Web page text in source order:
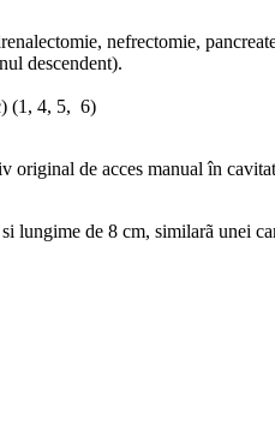
nefrectomie,
descendent).
(1, 4, 5, 6)
de acces manual în
de 8 cm, similarã unei